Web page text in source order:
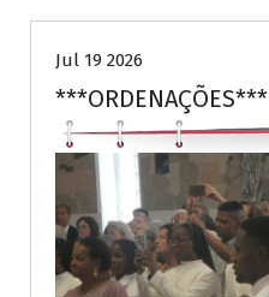
Jul 19 2026
***ORDENAÇÕES***